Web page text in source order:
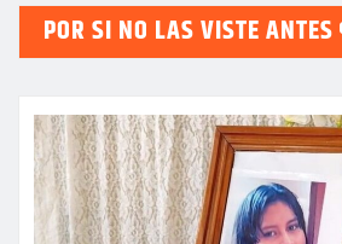
POR SI NO LAS VISTE ANTES